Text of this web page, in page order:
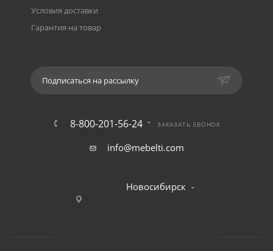
Условия доставки
Гарантия на товар
Подписаться на рассылку
8-800-201-56-24 ЗАКАЗАТЬ ЗВОНОК
info@mebelti.com
Новосибирск